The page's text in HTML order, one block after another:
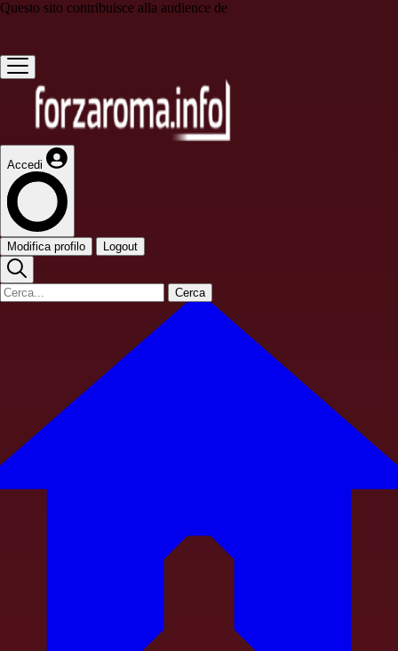
Questo sito contribuisce alla audience de
Accedi
Modifica profilo Logout
Cerca